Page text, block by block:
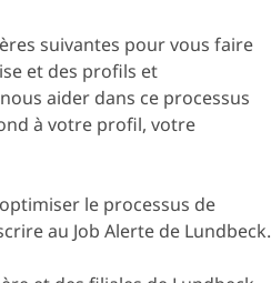
suivantes pour vous faire
et des profils et
aider dans ce processus
à votre profil, votre
le processus de
au Job Alerte de Lundbeck.